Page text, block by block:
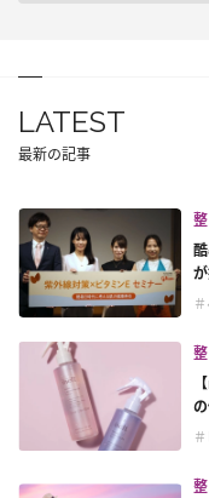
LATEST
最新の記事